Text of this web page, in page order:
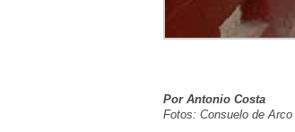
Por Antonio Costa
Fotos: Consuelo de Arco